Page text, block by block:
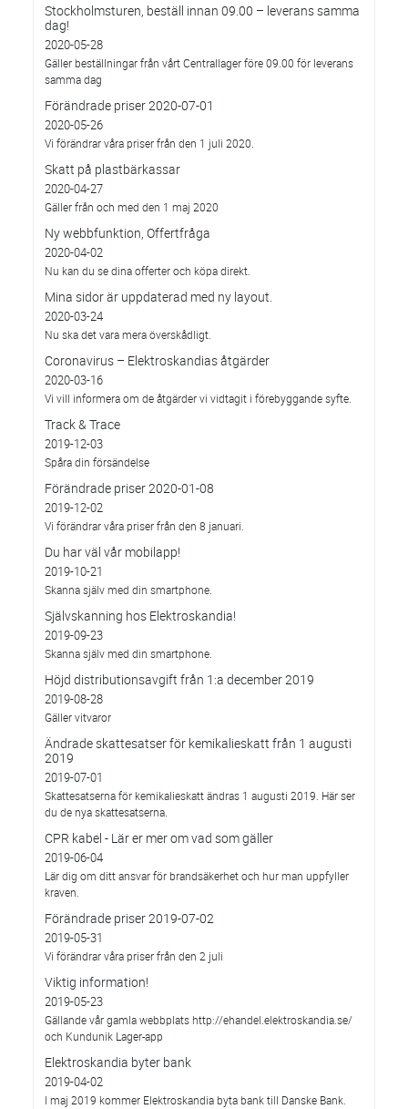
Stockholmsturen, beställ innan 09.00 – leverans samma
dag!
2020-05-28
Gäller beställningar från vårt Centrallager före 09.00 för leverans
samma dag
Förändrade priser 2020-07-01
2020-05-26
Vi förändrar våra priser från den 1 juli 2020.
Skatt på plastbärkassar
2020-04-27
Gäller från och med den 1 maj 2020
Ny webbfunktion, Offertfråga
2020-04-02
Nu kan du se dina offerter och köpa direkt.
Mina sidor är uppdaterad med ny layout.
2020-03-24
Nu ska det vara mera överskådligt.
Coronavirus – Elektroskandias åtgärder
2020-03-16
Vi vill informera om de åtgärder vi vidtagit i förebyggande syfte.
Track & Trace
2019-12-03
Spåra din försändelse
Förändrade priser 2020-01-08
2019-12-02
Vi förändrar våra priser från den 8 januari.
Du har väl vår mobilapp!
2019-10-21
Skanna själv med din smartphone.
Självskanning hos Elektroskandia!
2019-09-23
Skanna själv med din smartphone.
Höjd distributionsavgift från 1:a december 2019
2019-08-28
Gäller vitvaror
Ändrade skattesatser för kemikalieskatt från 1 augusti
2019
2019-07-01
Skattesatserna för kemikalieskatt ändras 1 augusti 2019. Här ser
du de nya skattesatserna.
CPR kabel - Lär er mer om vad som gäller
2019-06-04
Lär dig om ditt ansvar för brandsäkerhet och hur man uppfyller
kraven.
Förändrade priser 2019-07-02
2019-05-31
Vi förändrar våra priser från den 2 juli
Viktig information!
2019-05-23
Gällande vår gamla webbplats http://ehandel.elektroskandia.se/
och Kundunik Lager-app
Elektroskandia byter bank
2019-04-02
I maj 2019 kommer Elektroskandia byta bank till Danske Bank.